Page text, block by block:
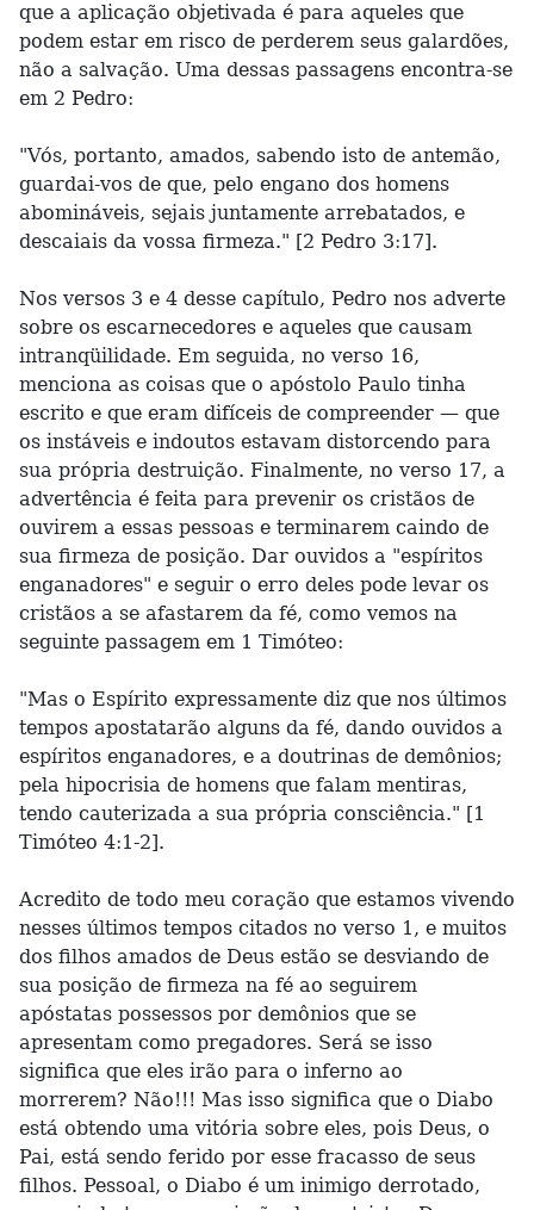
que a aplicação objetivada é para aqueles que
podem estar em risco de perderem seus galardões,
não a salvação. Uma dessas passagens encontra-se
em 2 Pedro:
"Vós, portanto, amados, sabendo isto de antemão,
guardai-vos de que, pelo engano dos homens
abomináveis, sejais juntamente arrebatados, e
descaiais da vossa firmeza." [2 Pedro 3:17].
Nos versos 3 e 4 desse capítulo, Pedro nos adverte
sobre os escarnecedores e aqueles que causam
intranqüilidade. Em seguida, no verso 16,
menciona as coisas que o apóstolo Paulo tinha
escrito e que eram difíceis de compreender — que
os instáveis e indoutos estavam distorcendo para
sua própria destruição. Finalmente, no verso 17, a
advertência é feita para prevenir os cristãos de
ouvirem a essas pessoas e terminarem caindo de
sua firmeza de posição. Dar ouvidos a "espíritos
enganadores" e seguir o erro deles pode levar os
cristãos a se afastarem da fé, como vemos na
seguinte passagem em 1 Timóteo:
"Mas o Espírito expressamente diz que nos últimos
tempos apostatarão alguns da fé, dando ouvidos a
espíritos enganadores, e a doutrinas de demônios;
pela hipocrisia de homens que falam mentiras,
tendo cauterizada a sua própria consciência." [1
Timóteo 4:1-2].
Acredito de todo meu coração que estamos vivendo
nesses últimos tempos citados no verso 1, e muitos
dos filhos amados de Deus estão se desviando de
sua posição de firmeza na fé ao seguirem
apóstatas possessos por demônios que se
apresentam como pregadores. Será se isso
significa que eles irão para o inferno ao
morrerem? Não!!! Mas isso significa que o Diabo
está obtendo uma vitória sobre eles, pois Deus, o
Pai, está sendo ferido por esse fracasso de seus
filhos. Pessoal, o Diabo é um inimigo derrotado,